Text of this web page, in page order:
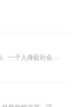
办好难办的事，轻松驾驭人生局面。一个人身处社会中，如果想要生存，并且想要取得成功的话，就需要处理各种各样的问题，面对各种各样的人。而能不能在社会上站得住、吃得开...